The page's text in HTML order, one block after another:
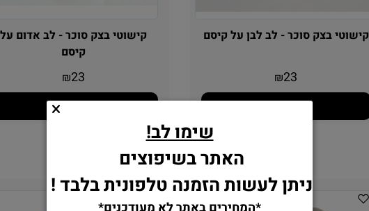
קישוטי בצק סוכר - לב לבן על קיסם
₪23
קישוטי בצק סוכר - לב אדום על
קיסם
₪23
הוסף לסל
שימו לב!
האתר בשיפוצים
ניתן לעשות הזמנה טלפונית בלבד !